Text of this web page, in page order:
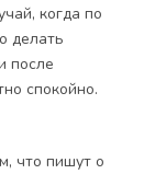
когда по
делать
после
спокойно.
что пишут о